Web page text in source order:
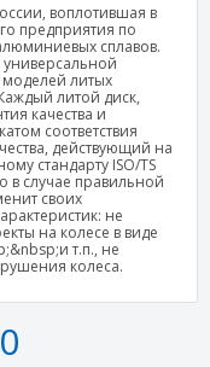
воплотившая в
предприятия по
сплавов.
литых
литой диск,
качества и
соответствия
действующий на
стандарту ISO/TS
в случае правильной
своих
не
на колесе в виде
т.п., не
колеса.